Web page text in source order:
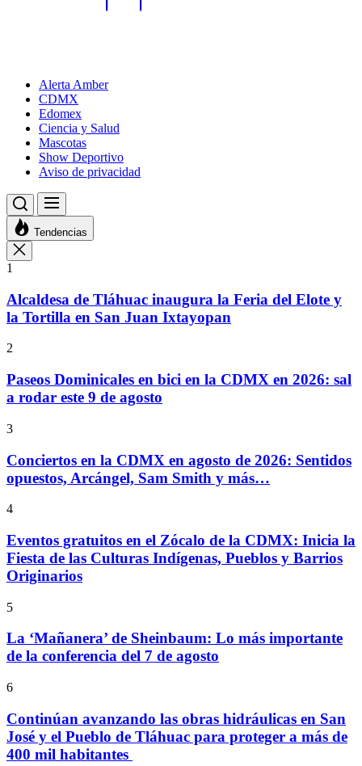
Alerta Amber
CDMX
Edomex
Ciencia y Salud
Mascotas
Show Deportivo
Aviso de privacidad
Tendencias
1
Alcaldesa de Tláhuac inaugura la Feria del Elote y
la Tortilla en San Juan Ixtayopan
2
Paseos Dominicales en bici en la CDMX en 2026: sal
a rodar este 9 de agosto
3
Conciertos en la CDMX en agosto de 2026: Sentidos
opuestos, Arcángel, Sam Smith y más…
4
Eventos gratuitos en el Zócalo de la CDMX: Inicia la
Fiesta de las Culturas Indígenas, Pueblos y Barrios
Originarios
5
La ‘Mañanera’ de Sheinbaum: Lo más importante
de la conferencia del 7 de agosto
6
Continúan avanzando las obras hidráulicas en San
José y el Pueblo de Tláhuac para proteger a más de
400 mil habitantes